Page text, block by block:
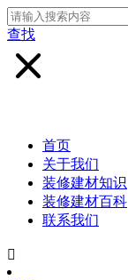
查找
首页
关于我们
装修建材知识
装修建材百科
联系我们
